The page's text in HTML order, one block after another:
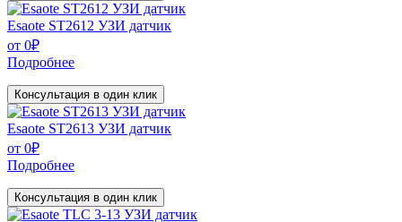
Esaote ST2612 УЗИ датчик
от 0₽
Подробнее
Консультация в один клик
Esaote ST2613 УЗИ датчик
от 0₽
Подробнее
Консультация в один клик